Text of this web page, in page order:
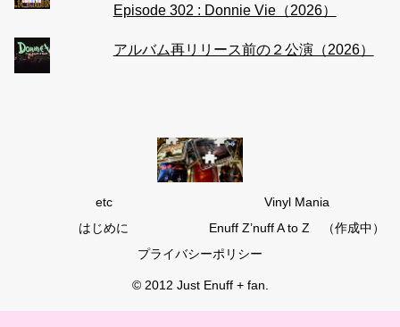
Episode 302 : Donnie Vie（2026）
アルバム再リリース前の２公演（2026）
etc
Vinyl Mania
はじめに
Enuff Z’nuff A to Z （作成中）
プライバシーポリシー
© 2012 Just Enuff + fan.